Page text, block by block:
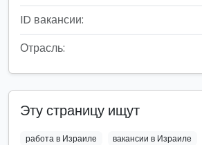
ID вакансии:
Отрасль:
Эту страницу ищут
работа в Израиле
вакансии в Израиле